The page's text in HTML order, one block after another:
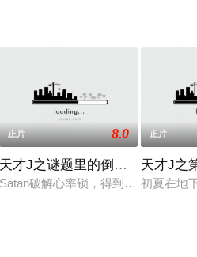
上天堂电影网，更多相关信
天飞船上奄奄一息的陈深并将他接
正片 8.0
天才J之谜题里的倒计时
Satan破解心率锁，得到全球人口数
正片
天才J之
初夏在地